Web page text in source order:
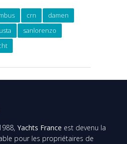
crn
damen
sanlorenzo
Yachts France est devenu la
pour les propriétaires de